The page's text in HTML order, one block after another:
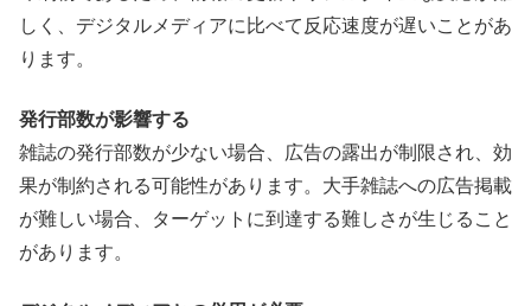
しく、デジタルメディアに比べて反応速度が遅いことがあ
ります。
発行部数が影響する
雑誌の発行部数が少ない場合、広告の露出が制限され、効
果が制約される可能性があります。大手雑誌への広告掲載
が難しい場合、ターゲットに到達する難しさが生じること
があります。